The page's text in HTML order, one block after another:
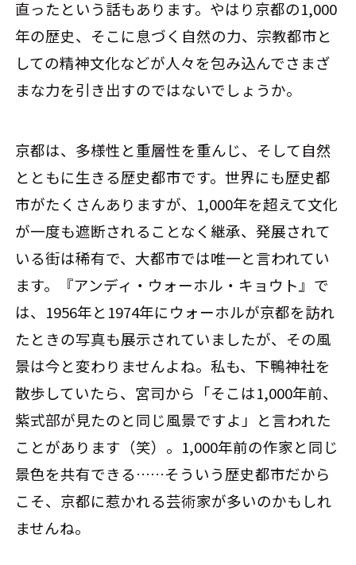
直ったという話もあります。やはり京都の1,000
年の歴史、そこに息づく自然の力、宗教都市と
しての精神文化などが人々を包み込んでさまざ
まな力を引き出すのではないでしょうか。
京都は、多様性と重層性を重んじ、そして自然
とともに生きる歴史都市です。世界にも歴史都
市がたくさんありますが、1,000年を超えて文化
が一度も遮断されることなく継承、発展されて
いる街は稀有で、大都市では唯一と言われてい
ます。『アンディ・ウォーホル・キョウト』で
は、1956年と1974年にウォーホルが京都を訪れ
たときの写真も展示されていましたが、その風
景は今と変わりませんよね。私も、下鴨神社を
散歩していたら、宮司から「そこは1,000年前、
紫式部が見たのと同じ風景ですよ」と言われた
ことがあります（笑）。1,000年前の作家と同じ
景色を共有できる……そういう歴史都市だから
こそ、京都に惹かれる芸術家が多いのかもしれ
ませんね。